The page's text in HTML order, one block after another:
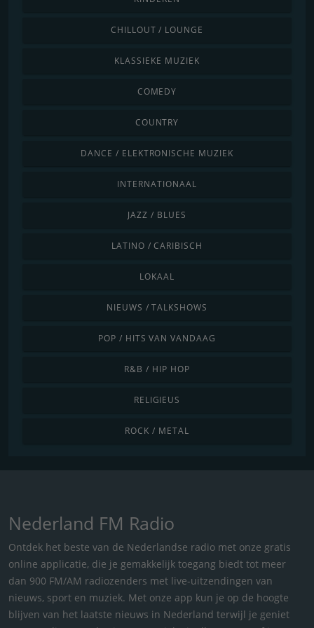
CHILLOUT / LOUNGE
KLASSIEKE MUZIEK
COMEDY
COUNTRY
DANCE / ELEKTRONISCHE MUZIEK
INTERNATIONAAL
JAZZ / BLUES
LATINO / CARIBISCH
LOKAAL
NIEUWS / TALKSHOWS
POP / HITS VAN VANDAAG
R&B / HIP HOP
RELIGIEUS
ROCK / METAL
Nederland FM Radio
Ontdek het beste van de Nederlandse radio met onze gratis
online applicatie, die je gemakkelijk toegang biedt tot meer
dan 900 FM/AM radiozenders met live-uitzendingen van
nieuws, sport en muziek. Met onze app kun je op de hoogte
blijven van het laatste nieuws in Nederland terwijl je geniet